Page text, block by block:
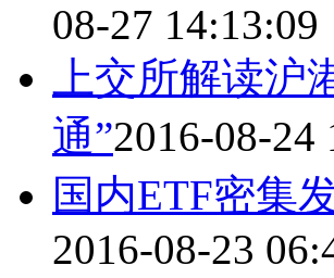
08-27 14:13:09
上交所解读
通”2016-08-24
国内ETF密集
2016-08-23